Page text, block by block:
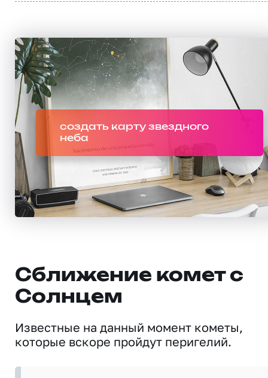
создать карту звездного
неба
Сближение комет с
Солнцем
Известные на данный момент кометы,
которые вскоре пройдут перигелий.